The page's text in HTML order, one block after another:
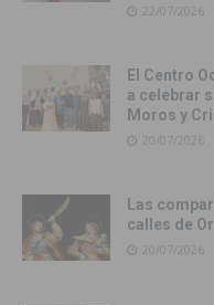
22/07/2026
El Centro
a celebrar
Moros y
20/07/2026
Las
calles de
20/07/2026